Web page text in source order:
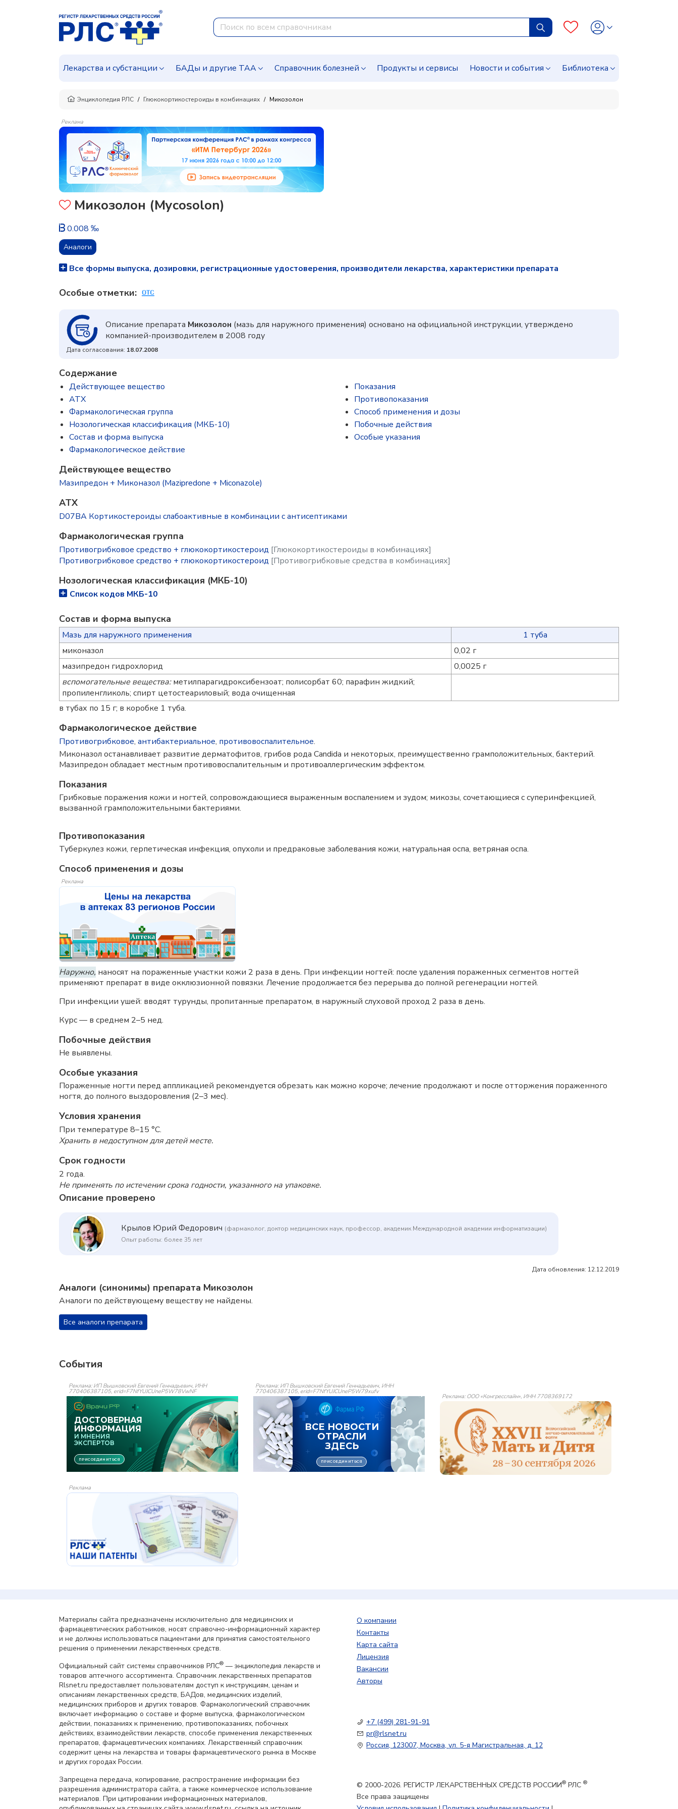
Лекарства и субстанции БАДы и другие ТАА Справочник болезней Продукты и сервисы Новости и события Библиотека
Энциклопедия РЛС Глюкокортикостероиды в комбинациях Микозолон
Реклама
Микозолон (Mycosolon)
0.008 ‰
Аналоги
Все формы выпуска, дозировки, регистрационные удостоверения, производители лекарства, характеристики препарата
Особые отметки:
Описание препарата Микозолон (мазь для наружного применения) основано на официальной инструкции, утверждено
компанией-производителем в 2008 году
Дата согласования: 18.07.2008
Содержание
Действующее вещество
ATX
Фармакологическая группа
Нозологическая классификация (МКБ-10)
Состав и форма выпускa
Фармакологическое действие
Показания
Противопоказания
Способ применения и дозы
Побочные действия
Особые указания
Действующее вещество
Мазипредон + Миконазол (Mazipredone + Miconazole)
ATX
D07BA Кортикостероиды слабоактивные в комбинации с антисептиками
Фармакологическая группа
Противогрибковое средство + глюкокортикостероид [Глюкокортикостероиды в комбинациях]
Противогрибковое средство + глюкокортикостероид [Противогрибковые средства в комбинациях]
Нозологическая классификация (МКБ-10)
Список кодов МКБ-10
Состав и форма выпускa
Мазь для наружного применения
1 туба
миконазол
0,02 г
мазипредон гидрохлорид
0,0025 г
вспомогательные вещества:метилпарагидроксибензоат; полисорбат 60; парафин жидкий;
пропиленгликоль; спирт цетостеариловый; вода очищенная
в тубах по 15 г; в коробке 1 туба.
Фармакологическое действие
Противогрибковое, антибактериальное, противовоспалительное.
Миконазол останавливает развитие дерматофитов, грибов рода Candida и некоторых, преимущественно грамположительных, бактерий.
Мазипредон обладает местным противовоспалительным и противоаллергическим эффектом.
Показания
Грибковые поражения кожи и ногтей, сопровождающиеся выраженным воспалением и зудом; микозы, сочетающиеся с суперинфекцией,
вызванной грамположительными бактериями.
Противопоказания
Туберкулез кожи, герпетическая инфекция, опухоли и предраковые заболевания кожи, натуральная оспа, ветряная оспа.
Способ применения и дозы
Реклама
Наружно, наносят на пораженные участки кожи 2 раза в день. При инфекции ногтей: после удаления пораженных сегментов ногтей
применяют препарат в виде окклюзионной повязки. Лечение продолжается без перерыва до полной регенерации ногтей.
При инфекции ушей: вводят турунды, пропитанные препаратом, в наружный слуховой проход 2 раза в день.
Курс — в среднем 2–5 нед.
Побочные действия
Не выявлены.
Особые указания
Пораженные ногти перед аппликацией рекомендуется обрезать как можно короче; лечение продолжают и после отторжения пораженного
ногтя, до полного выздоровления (2–3 мес).
Условия хранения
При температуре 8–15 °C.
Хранить в недоступном для детей месте.
Срок годности
2 года.
Не применять по истечении срока годности, указанного на упаковке.
Описание проверено
Крылов Юрий Федорович (фармаколог, доктор медицинских наук, профессор, академик Международной академии информатизации)
Опыт работы: более 35 лет
Дата обновления: 12.12.2019
Аналоги (синонимы) препарата Микозолон
Аналоги по действующему веществу не найдены.
Все аналоги препарата
События
Реклама: ИП Вышковский Евгений Геннадьевич, ИНН
770406387105, erid=F7NfYUJCUneP5W78VwNF
Реклама: ИП Вышковский Евгений Геннадьевич, ИНН
770406387105, erid=F7NfYUJCUneP5W79xufv
Реклама: ООО «Конгресслайн», ИНН 7708369172
Реклама
Материалы сайта предназначены исключительно для медицинских и
фармацевтических работников, носят справочно-информационный характер
и не должны использоваться пациентами для принятия самостоятельного
решения о применении лекарственных средств.
Официальный сайт системы справочников РЛС® — энциклопедия лекарств и
товаров аптечного ассортимента. Справочник лекарственных препаратов
Rlsnet.ru предоставляет пользователям доступ к инструкциям, ценам и
описаниям лекарственных средств, БАДов, медицинских изделий,
медицинских приборов и других товаров. Фармакологический справочник
включает информацию о составе и форме выпуска, фармакологическом
действии, показаниях к применению, противопоказаниях, побочных
действиях, взаимодействии лекарств, способе применения лекарственных
препаратов, фармацевтических компаниях. Лекарственный справочник
содержит цены на лекарства и товары фармацевтического рынка в Москве
и других городах России.
Запрещена передача, копирование, распространение информации без
разрешения администратора сайта, а также коммерческое использование
материалов. При цитировании информационных материалов,
О компании
Контакты
Карта сайта
Лицензия
Вакансии
Авторы
+7 (499) 281-91-91
pr@rlsnet.ru
Россия, 123007, Москва, ул. 5-я Магистральная, д. 12
© 2000-2026. РЕГИСТР ЛЕКАРСТВЕННЫХ СРЕДСТВ РОССИИ® РЛС ®
Все права защищены